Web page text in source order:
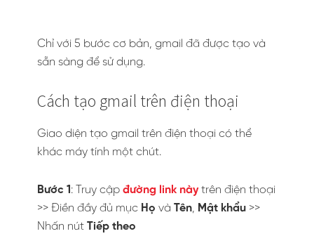
Chỉ với 5 bước cơ bản, gmail đã được tạo và
sẵn sàng để sử dụng.
Cách tạo gmail trên điện thoại
Giao diện tạo gmail trên điện thoại có thể
khác máy tính một chút.
Bước 1 : Truy cập đường link nàytrên điện thoại
>> Điền đầy đủ mục Họ và Tên, Mật khẩu >>
Nhấn nút Tiếp theo